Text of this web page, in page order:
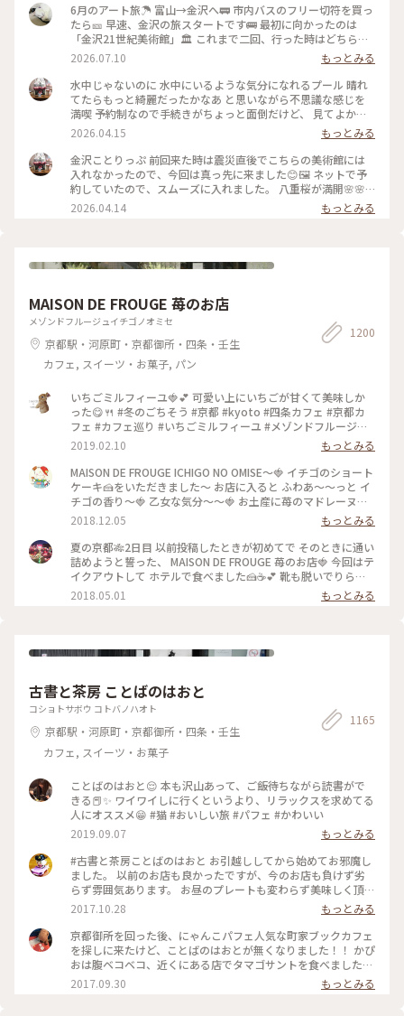
6月のアート旅☂️ 富山→金沢へ🚃 市内バスのフリー切符を買っ
たら🎫 早速、金沢の旅スタートです🚌 最初に向かったのは
「金沢21世紀美術館」🏛️ これまで二回、行った時はどちらも
休館日😱 今回初めて、あのスイミングプールも見ることが 出
来ました🏊🏊 ただ私は一人(笑)なのでプールに入っても上から
写真は撮れないよね⁉️と、、、 なので上から下の人達を見て楽
しみました😂 修学旅行かな❓の子供達の同行者の様に…🤣 混ま
ないうちにと午前中に来たので そこまで混雑してなくゆっく
紀美術館#スイミングプール #金沢市内バスフリー切符
2026.07.10
もっとみる
水中じゃないのに 水中にいるような気分になれるプール 晴れ
てたらもっと綺麗だったかなあ と思いながら不思議な感じを
満喫 予約制なので手続きがちょっと面倒だけど、 見てよかっ
た #ちいさな列車旅 #金沢#金沢21世紀美術館#プール #現代ア
ート
2026.04.15
もっとみる
金沢ことりっぷ 前回来た時は震災直後でこちらの美術館には
入れなかったので、今回は真っ先に来ました😊🖼️ ネットで予
約していたので、スムーズに入れました。 八重桜が満開🌸🌸
🌸🌸🌸 芝生も綺麗でとても気持ちいい。 フリースペースもた
くさんあるので のんびり楽しめます。 今日は海外からの観光
現代アート
2026.04.14 もっとみる
MAISON DE FROUGE 苺のお店
メゾンドフルージュイチゴノオミセ
京都駅・河原町・京都御所・四条・壬生
カフェ, スイーツ・お菓子, パン
1200
いちごミルフィーユ🍓💕 可愛い上にいちごが甘くて美味しか
った😋🍴 #冬のごちそう #京都 #kyoto #四条カフェ #京都カ
フェ #カフェ巡り #いちごミルフィーユ #メゾンドフルージュ
#苺 #strawberry #ストロベリー #いちご大好き#お茶にしよう
2019.02.10
もっとみる
MAISON DE FROUGE ICHIGO NO OMISE〜🍓 イチゴのショート
ケーキ🍰をいただきました〜 お店に入ると ふわあ〜〜っと イ
チゴの香り〜🍓 乙女な気分〜〜🍓 お土産に苺のマドレーヌを
購入〜楽しみっ❤️ #京都#イチゴのお店#ショートケーキ
2018.12.05
もっとみる
夏の京都🎋2日目 以前投稿したときが初めてで そのときに通い
詰めようと誓った、 MAISON DE FROUGE 苺のお店🍓 今回はテ
イクアウトして ホテルで食べました🍰☕️💕 靴も脱いでりらっ
くす〜〜しながら食べて、 お店でとはまた違った幸せな苺時間
でした🍓 #京都 #カフェ #ケーキ #苺
2018.05.01 もっとみる
古書と茶房 ことばのはおと
コショトサボウ コトバノハオト
京都駅・河原町・京都御所・四条・壬生
カフェ, スイーツ・お菓子
1165
ことばのはおと😌 本も沢山あって、ご飯待ちながら読書がで
きる📕✨ ワイワイしに行くというより、リラックスを求めてる
人にオススメ😁 #猫 #おいしい旅 #パフェ #かわいい
2019.09.07
もっとみる
#古書と茶房ことばのはおと お引越ししてから始めてお邪魔し
ました。 以前のお店も良かったですが、今のお店も負けず劣
らず雰囲気あります。 お昼のプレートも変わらず美味しく頂
き、例のにゃんこパフェも😍 この度は帰り際にオーナーさん
と少しお話しできてよかったです。 で、いつもなのですが、お
店を出るときはわざわざご夫婦で三和土まで出てきてお見送り
してくれます。 また行っちゃうじゃない☺️ あ、ちなみに引っ
越してます。 新しい場所は 京都市上京区天神北町12-1
2017.10.28
もっとみる
京都御所を回った後、にゃんこパフェ人気な町家ブックカフェ
を探しに来たけど、ことばのはおとが無くなりました！！ かぴ
おは腹ベコベコ、近くにある店でタマゴサントを食べました！
たまたま入ったが、今流行りのタマゴタントが美味しかった！
カフェ⭐️スターと言う店なんだ！
2017.09.30 もっとみる